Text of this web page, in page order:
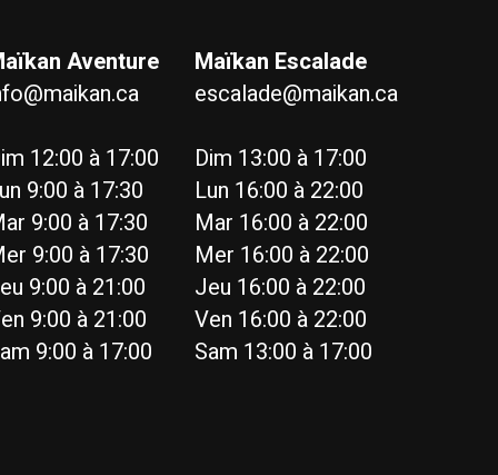
Aventure
12:00 à 17:00
9:00 à 17:30
9:00 à 17:30
9:00 à 17:30
9:00 à 21:00
9:00 à 21:00
9:00 à 17:00
Maïkan Escalade
escalade@maikan.ca
Dim 13:00 à 17:00
Lun 16:00 à 22:00
Mar 16:00 à 22:00
Mer 16:00 à 22:00
Jeu 16:00 à 22:00
Ven 16:00 à 22:00
Sam 13:00 à 17:00